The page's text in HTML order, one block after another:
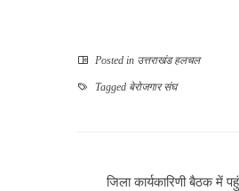
Posted in उत्तराखंड हलचल
Tagged बेरोजगार संघ
जिला कार्यकारिणी बैठक में